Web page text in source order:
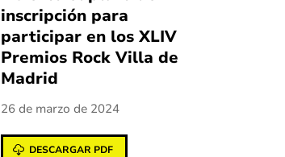
inscripción para
participar en los XLIV
Premios Rock Villa de
Madrid
26 de marzo de 2024
DESCARGAR PDF